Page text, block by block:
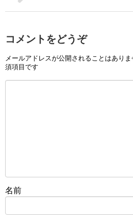
コメントをどうぞ
メールアドレスが公開されることはありま
須項目です
名前